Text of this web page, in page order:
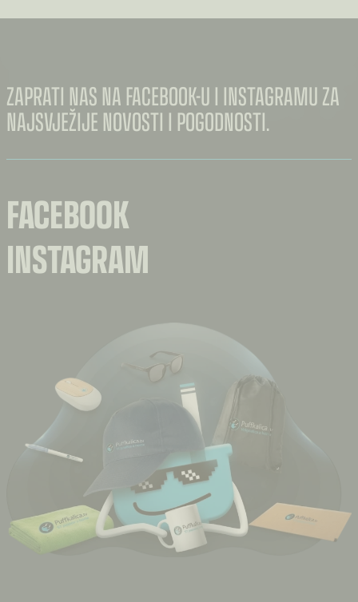
€7.00
ZAPRATI NAS NA FACEBOOK-U I INSTAGRAMU ZA
NAJSVJEŽIJE NOVOSTI I POGODNOSTI.
FACEBOOK
INSTAGRAM